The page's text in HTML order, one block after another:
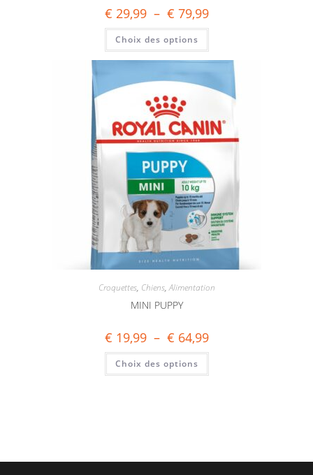
€ 29,99 – € 79,99
Choix des options
Croquettes, Chiens,Alimentation
MINI PUPPY
€ 19,99 – € 64,99
Choix des options